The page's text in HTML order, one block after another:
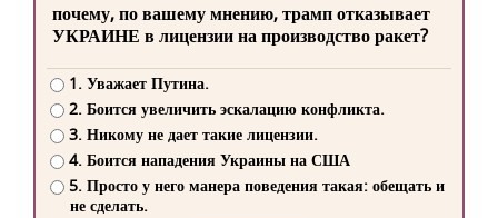
почему, по вашему мнению, трамп отказывает
УКРАИНЕ в лицензии на производство ракет?
1. Уважает Путина.
2. Боится увеличить эскалацию конфликта.
3. Никому не дает такие лицензии.
4. Боится нападения Украины на США
5. Просто у него манера поведения такая: обещать и
не сделать.